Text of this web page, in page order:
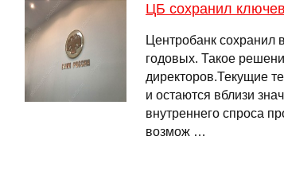
ЦБ сохранил
Центробанк сохранил
годовых. Такое
директоров.Текущие
и остаются вблизи
внутреннего спроса
возмож …